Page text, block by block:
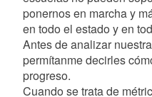
ponernos en marcha y
en todo el estado y en
Antes de analizar
permítanme decirles
progreso.
Cuando se trata de